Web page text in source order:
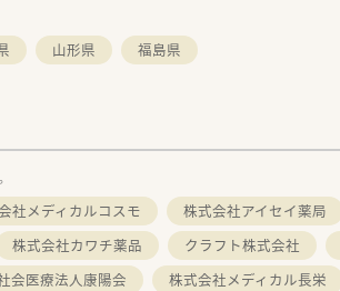
山形県 福島県
社メディカルコスモ 株式会社アイセイ薬局
株式会社カワチ薬品 クラフト株式会社
会医療法人康陽会 株式会社メディカル長栄